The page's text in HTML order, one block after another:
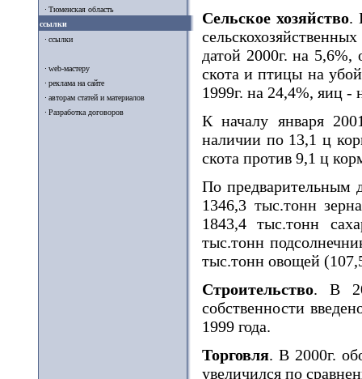
Тюменская область
ссылки
ссылки
web-мастеру
реклама на сайте
авторам статей и материалов
Разработка договоров
Сельское хозяйство.
датой 2000г. на
скота и птицы на
1999г. на 24,4%, яиц -
К началу января
наличии по 13,1 ц
скота против 9,1 ц
По предварительным
1346,3 тыс.тонн
1843,4 тыс.тонн
тыс.тонн
тыс.тонн овощей
Строительство. В
собственности
1999 года.
Торговля. В 2000г.
увеличился по